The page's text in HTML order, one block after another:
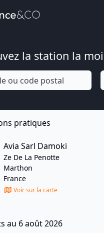
la station la
pratiques
Avia Sarl Damoki
Ze De La Penotte
Marthon
France
Voir sur la carte
au 6 août 2026